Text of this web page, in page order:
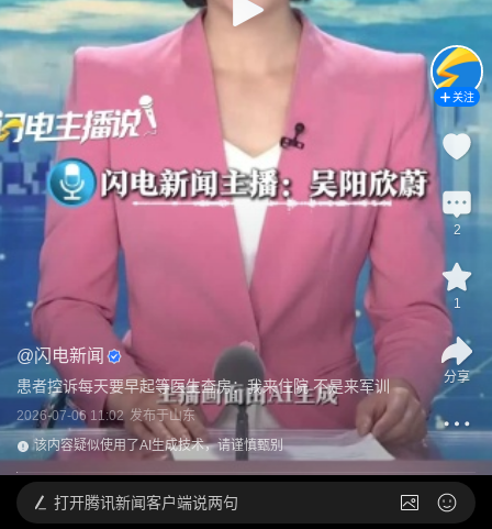
@闪电新闻
患者控诉每天要早起等医生查房：我来住院 不是来军训
2026-07-06 11:02 发布于山东
该内容疑似使用了AI生成技术，请谨慎甄别
关注
2
1
分享
打开腾讯新闻客户端说两句